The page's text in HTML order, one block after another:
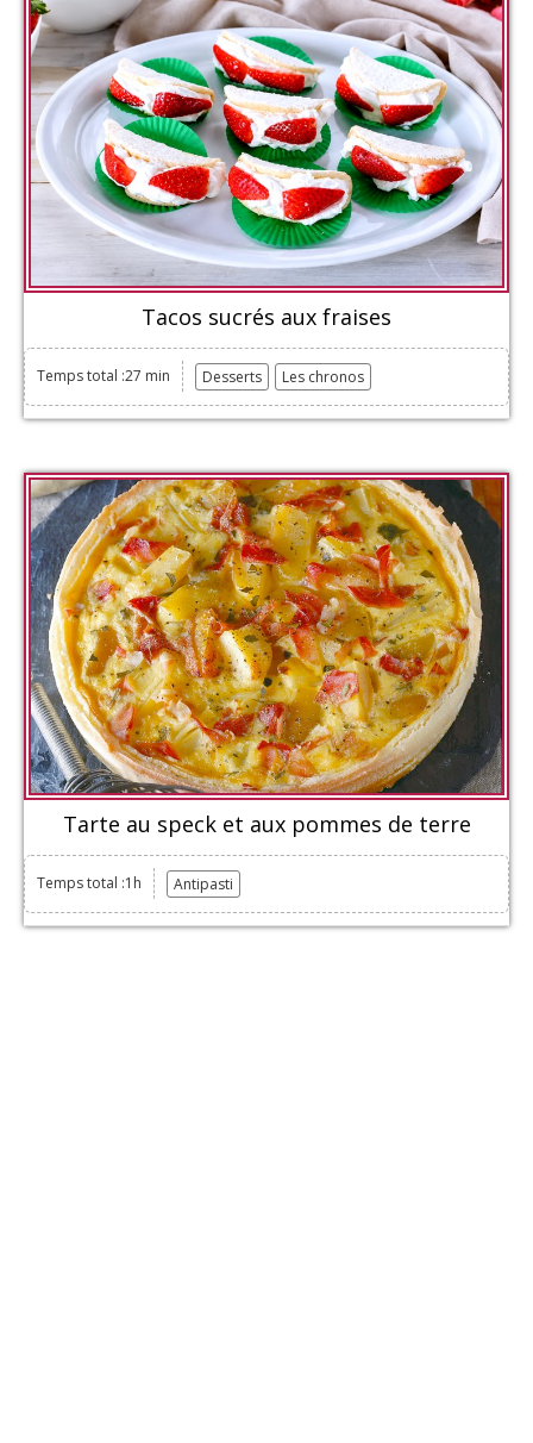
Tacos sucrés aux fraises
Temps total :27 min Desserts Les chronos
Tarte au speck et aux pommes de terre
Temps total :1h Antipasti